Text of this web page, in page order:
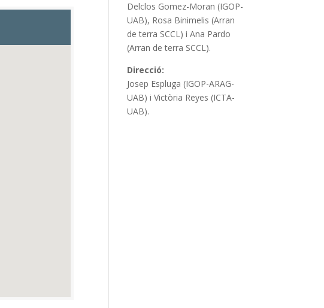
Delclos Gomez-Moran (IGOP-
UAB), Rosa Binimelis (Arran
de terra SCCL) i Ana Pardo
(Arran de terra SCCL).
Direcció:
Josep Espluga (IGOP-ARAG-
UAB) i Victòria Reyes (ICTA-
UAB).